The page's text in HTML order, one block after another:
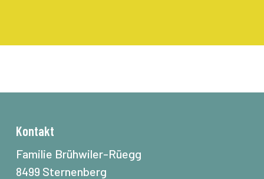
Kontakt
Familie Brühwiler-Rüegg
8499 Sternenberg